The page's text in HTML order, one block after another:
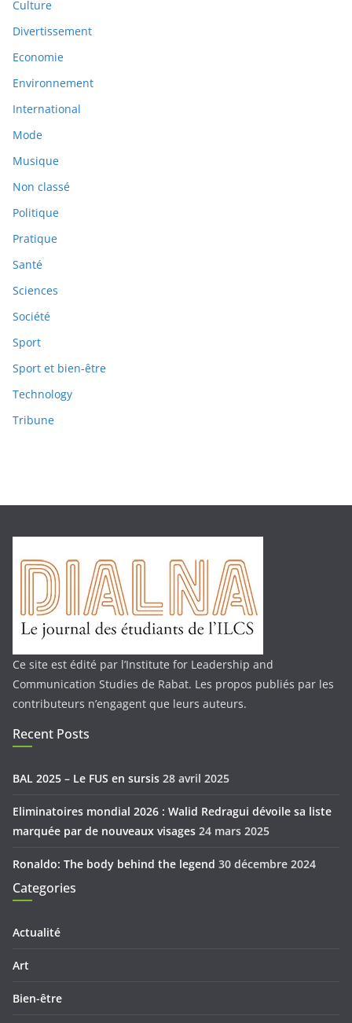
Culture
Divertissement
Economie
Environnement
International
Mode
Musique
Non classé
Politique
Pratique
Santé
Sciences
Société
Sport
Sport et bien-être
Technology
Tribune
Ce site est édité par l’Institute for Leadership and
Communication Studies de Rabat. Les propos publiés par les
contributeurs n’engagent que leurs auteurs.
Recent Posts
BAL 2025 – Le FUS en sursis 28 avril 2025
Eliminatoires mondial 2026 : Walid Redragui dévoile sa liste
marquée par de nouveaux visages 24 mars 2025
Ronaldo: The body behind the legend 30 décembre 2024
Categories
Actualité
Art
Bien-être